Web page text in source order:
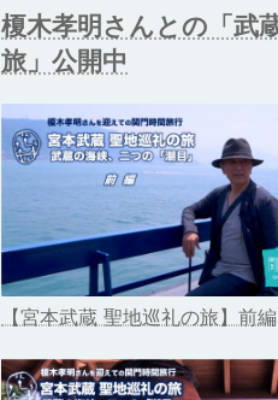
榎木孝明さんとの「武
旅」公開中
【宮本武蔵 聖地巡礼の旅】前編